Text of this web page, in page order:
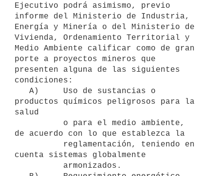
Ejecutivo podrá asimismo, previo
informe del Ministerio de Industria,
Energía y Minería o del Ministerio de
Vivienda, Ordenamiento Territorial y
Medio Ambiente calificar como de gran
porte a proyectos mineros que
presenten alguna de las siguientes
condiciones:
productos químicos peligrosos para la
salud
de acuerdo con lo que establezca la
cuenta sistemas globalmente